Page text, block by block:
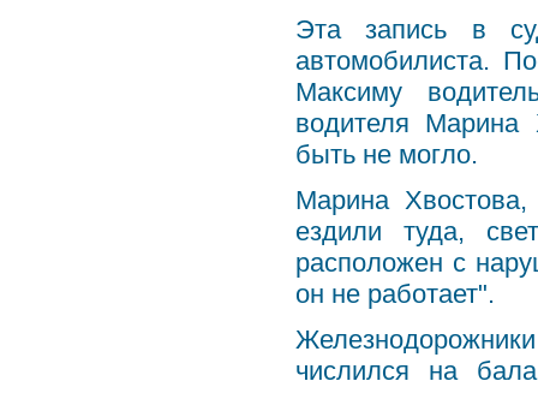
Эта запись в
автомобилиста.
Максиму
водителя Марина
быть не могло.
Марина
ездили туда,
расположен с
он не работает".
числился на